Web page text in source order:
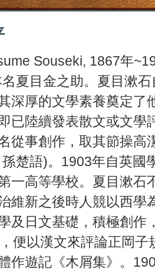
Souseki, 1867年
夏目金之助。夏目漱
深厚的文學素養奠定了
已陸續發表散文或文學
從事創作，取其節操
楚語)。1903年自英國
一高等學校。夏目漱石
維新之後時人競以西學
及日文基礎，積極創作
便以漢文來評論正岡子
作遊記《木屑集》。